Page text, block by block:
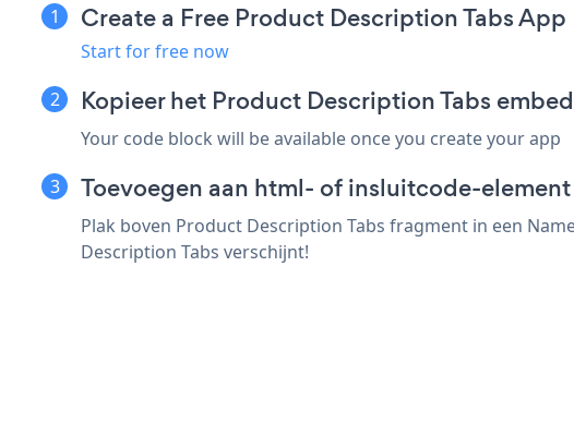
Create a Free Product Description Tabs App
Start for free now
Kopieer het Product Description Tabs
Your code block will be available once you create your app
Toevoegen aan html- of insluitcode-
Plak boven Product Description Tabs fragment in een
Description Tabs verschijnt!